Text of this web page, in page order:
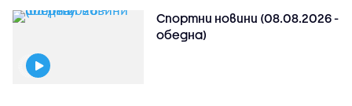
Спортни новини (08.08.2026 -
обедна)